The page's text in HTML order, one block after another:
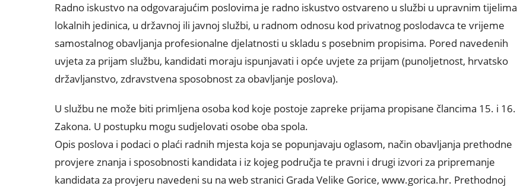
Radno iskustvo na odgovarajućim poslovima je radno iskustvo ostvareno u službi u upravnim tijelima
lokalnih jedinica, u državnoj ili javnoj službi, u radnom odnosu kod privatnog poslodavca te vrijeme
samostalnog obavljanja profesionalne djelatnosti u skladu s posebnim propisima. Pored navedenih
uvjeta za prijam službu, kandidati moraju ispunjavati i opće uvjete za prijam (punoljetnost, hrvatsko
državljanstvo, zdravstvena sposobnost za obavljanje poslova).
U službu ne može biti primljena osoba kod koje postoje zapreke prijama propisane člancima 15. i 16.
Zakona. U postupku mogu sudjelovati osobe oba spola.
Opis poslova i podaci o plaći radnih mjesta koja se popunjavaju oglasom, način obavljanja prethodne
provjere znanja i sposobnosti kandidata i iz kojeg područja te pravni i drugi izvori za pripremanje
kandidata za provjeru navedeni su na web stranici Grada Velike Gorice, www.gorica.hr. Prethodnoj